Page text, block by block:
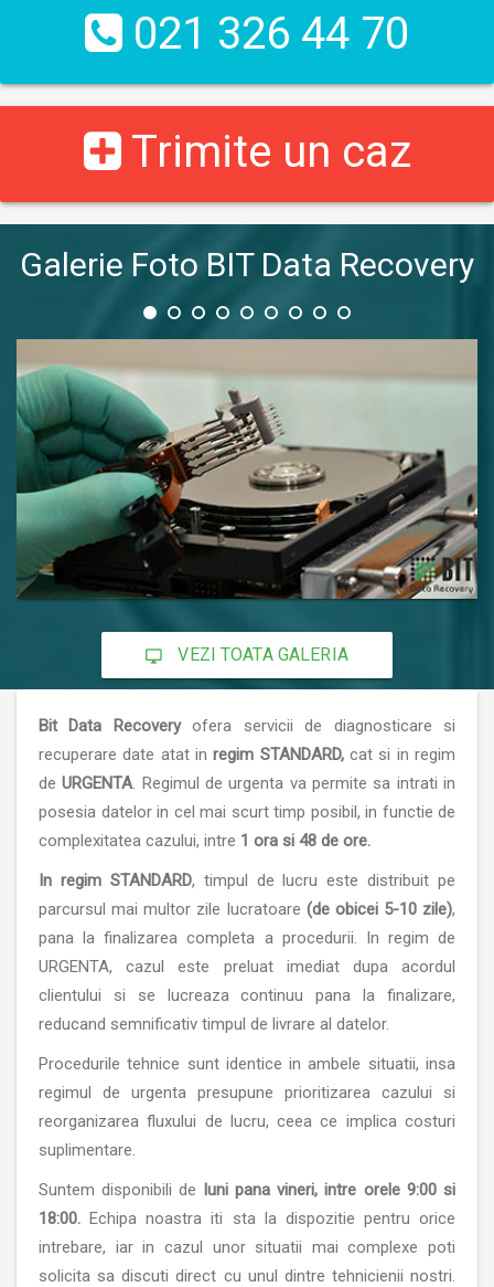
021 326 44 70
Trimite un caz
Galerie Foto BIT Data Recovery
VEZI TOATA GALERIA
Bit Data Recoveryofera servicii de diagnosticare si
recuperare date atat inregim STANDARD,cat si in regim
deURGENTA. Regimul de urgenta va permite sa intrati in
posesia datelor in cel mai scurt timp posibil, in functie de
complexitatea cazului, intre 1 ora si 48 de ore.
In regim STANDARD, timpul de lucru este distribuit pe
parcursul mai multor zile lucratoare (de obicei 5-10 zile),
pana la finalizarea completa a procedurii. In regim de
URGENTA, cazul este preluat imediat dupa acordul
clientului si se lucreaza continuu pana la finalizare,
reducand semnificativ timpul de livrare al datelor.
Procedurile tehnice sunt identice in ambele situatii, insa
regimul de urgenta presupune prioritizarea cazului si
reorganizarea fluxului de lucru, ceea ce implica costuri
suplimentare.
Suntem disponibili de luni pana vineri, intre orele 9:00 si
18:00. Echipa noastra iti sta la dispozitie pentru orice
intrebare, iar in cazul unor situatii mai complexe poti
solicita sa discuti direct cu unul dintre tehnicienii nostri.